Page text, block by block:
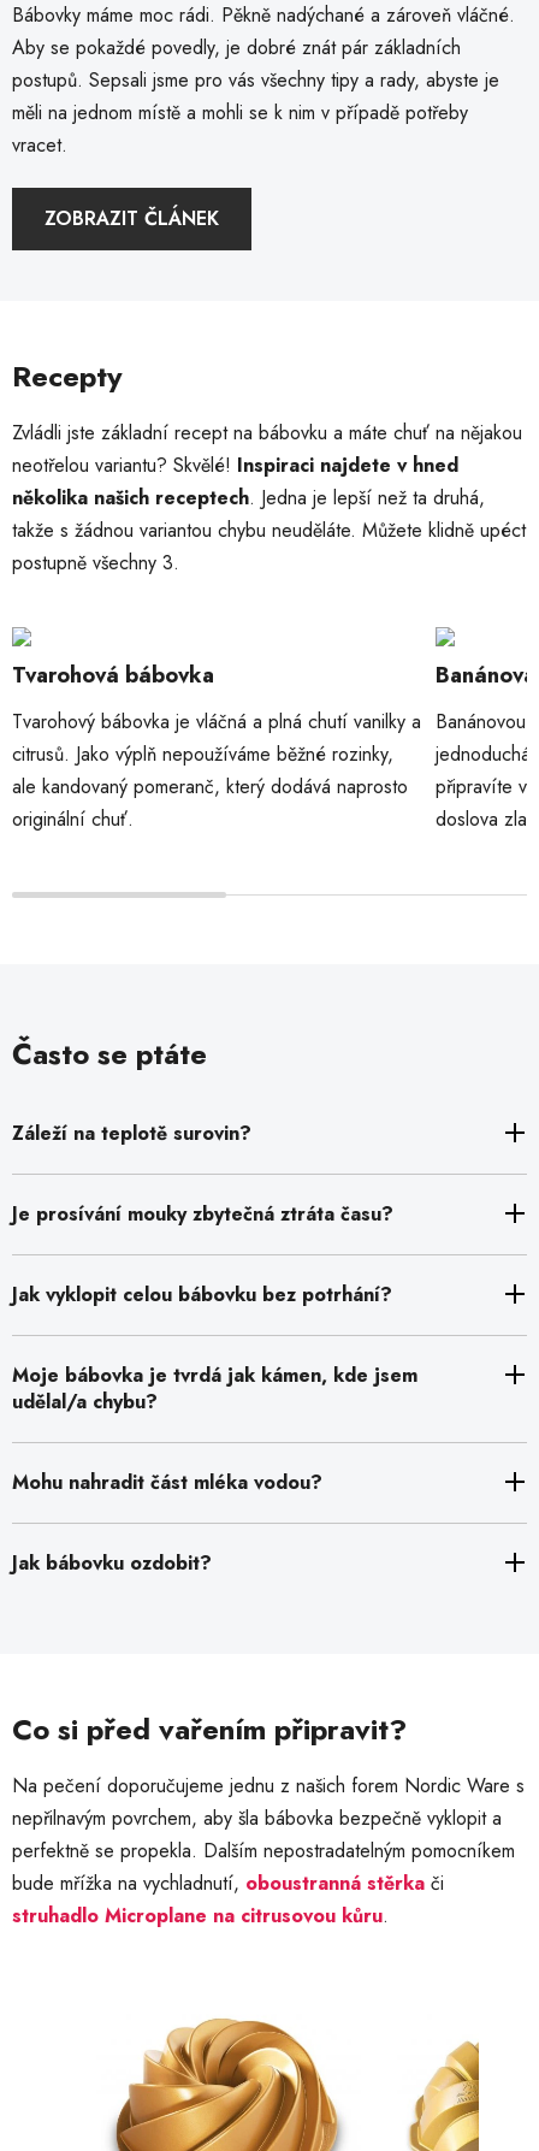
Bábovky máme moc rádi. Pěkně nadýchané a zároveň vláčné.
Aby se pokaždé povedly, je dobré znát pár základních
postupů. Sepsali jsme pro vás všechny tipy a rady, abyste je
měli na jednom místě a mohli se k nim v případě potřeby
vracet.
ZOBRAZIT ČLÁNEK
Recepty
Zvládli jste základní recept na bábovku a máte chuť na nějakou
neotřelou variantu? Skvělé! Inspiraci najdete v hned
několika našich receptech. Jedna je lepší než ta druhá,
takže s žádnou variantou chybu neuděláte. Můžete klidně upéct
postupně všechny 3.
Tvarohová bábovka
Tvarohový bábovka je vláčná a plná chutí vanilky a
citrusů. Jako výplň nepoužíváme běžné rozinky,
ale kandovaný pomeranč, který dodává naprosto
originální chuť.
Banánovou
jednoduchá
připravíte
doslova
Často se ptáte
Záleží na teplotě surovin?
Je prosívání mouky zbytečná ztráta času?
Jak vyklopit celou bábovku bez potrhání?
Moje bábovka je tvrdá jak kámen, kde jsem
udělal/a chybu?
Mohu nahradit část mléka vodou?
Jak bábovku ozdobit?
Co si před vařením připravit?
Na pečení doporučujeme jednu z našich forem Nordic Ware s
nepřilnavým povrchem, aby šla bábovka bezpečně vyklopit a
perfektně se propekla. Dalším nepostradatelným pomocníkem
bude mřížka na vychladnutí, oboustranná stěrka či
struhadlo Microplane na citrusovou kůru.